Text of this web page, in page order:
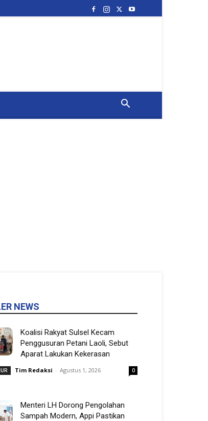
NEWS
Koalisi Rakyat Sulsel Kecam
Penggusuran Petani Laoli, Sebut
Aparat Lakukan Kekerasan
Tim Redaksi - Agustus 1, 2026 0
Menteri LH Dorong Pengolahan
Sampah Modern, Appi Pastikan